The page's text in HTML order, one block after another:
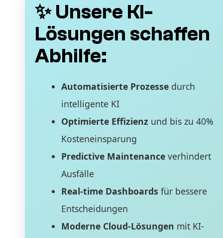
✨ Unsere KI-
Lösungen schaffen
Abhilfe:
Automatisierte Prozessedurch
intelligente KI
Optimierte Effizienz und bis zu 40%
Kosteneinsparung
Predictive Maintenanceverhindert
Ausfälle
Real-time Dashboards für bessere
Entscheidungen
Moderne Cloud-Lösungen mit KI-